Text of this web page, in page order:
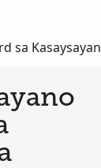
sa Kasaysayan